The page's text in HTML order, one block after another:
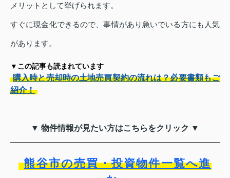
メリットとして挙げられます。
すぐに現金化できるので、事情があり急いでいる方にも人気
があります。
▼この記事も読まれています
購入時と売却時の土地売買契約の流れは？必要書類もご
紹介！
▼ 物件情報が見たい方はこちらをクリック ▼
熊谷市の売買・投資物件一覧へ進